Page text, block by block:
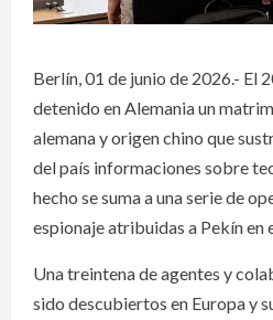
Berlín, 01 de junio de 2026.- El
detenido en Alemania un
alemana y origen chino que
del país informaciones sobre
hecho se suma a una serie de
espionaje atribuidas a Pekín en
Una treintena de agentes y
sido descubiertos en Europa y